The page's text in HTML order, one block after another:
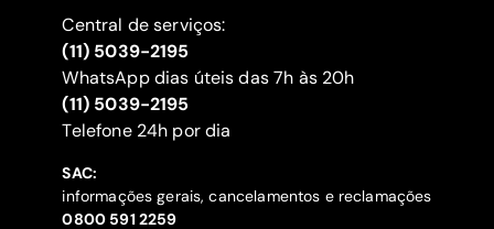
Central de serviços:
(11) 5039-2195
WhatsApp dias úteis das 7h às 20h
(11) 5039-2195
‍Telefone 24h por dia
SAC:
informações gerais, cancelamentos e reclamações
‍0800 591 2259